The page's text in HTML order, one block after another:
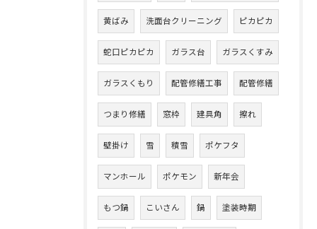
黄ばみ 洗面台クリーニング ピカピカ
蛇口ピカピカ ガラス台 ガラスくすみ
ガラスくもり 配管修繕工事 配管修繕
つまり修繕 窓枠 建具角 擦れ
壁掛け 雪 積雪 ポケフタ
マンホール ポケモン 新年会
もつ鍋 こいさん 鍋 塗装時期